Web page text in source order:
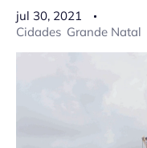
jul 30, 2021
Cidades Grande Natal